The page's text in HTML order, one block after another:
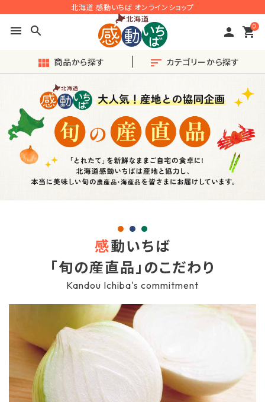
北海道 感動いちば オンラインショップ
menu search person 0
shopping_cart
view_module 商品から探す sort カテゴリーから探す
search
ACCOUNT MENU
ようこそ ゲスト 様
meeting_room person
♪毎月楽しい〈定期便〉
単品商品
感動いちばのこだわり
感動いちば
「旬の産直品」のこだわり
Kandou Ichiba's commitment